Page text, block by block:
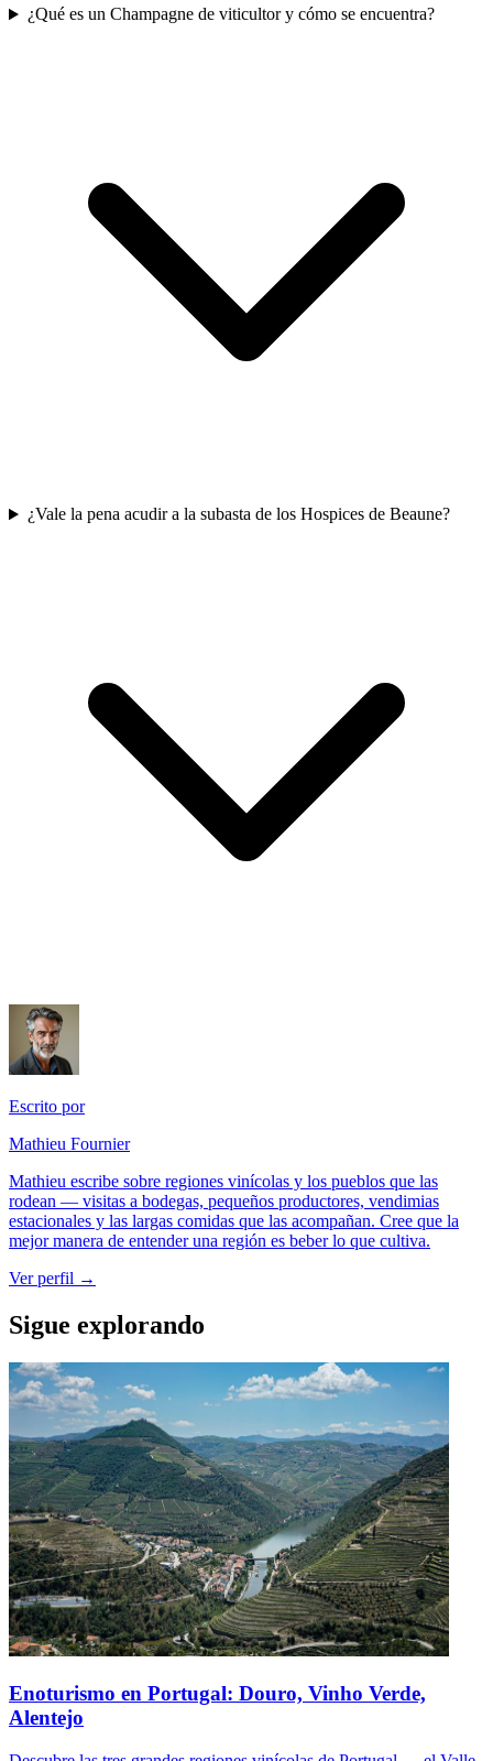
¿Qué es un Champagne de viticultor y cómo se encuentra?
¿Vale la pena acudir a la subasta de los Hospices de Beaune?
Escrito por
Mathieu Fournier
Mathieu escribe sobre regiones vinícolas y los pueblos que las
rodean — visitas a bodegas, pequeños productores, vendimias
estacionales y las largas comidas que las acompañan. Cree que la
mejor manera de entender una región es beber lo que cultiva.
Ver perfil →
Sigue explorando
Enoturismo en Portugal: Douro, Vinho Verde,
Alentejo